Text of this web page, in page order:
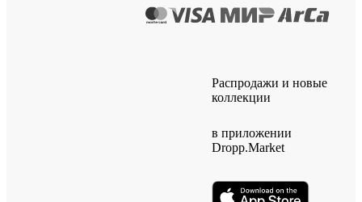
Распродажи и новые
коллекции
в приложении
Dropp.Market